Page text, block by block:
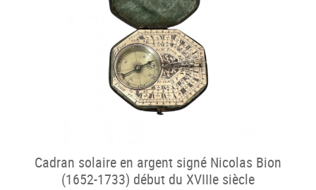
Cadran solaire en argent signé Nicolas Bion
(1652-1733) début du XVIIIe siècle